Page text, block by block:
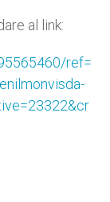
al link:
ref=